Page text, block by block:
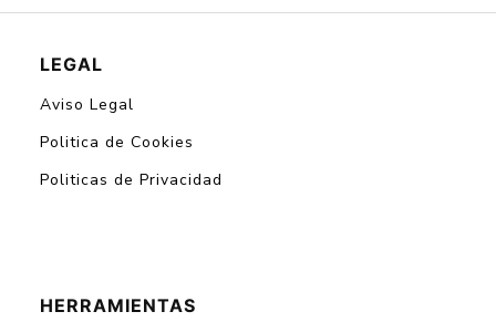
LEGAL
Aviso Legal
Politica de Cookies
Politicas de Privacidad
HERRAMIENTAS